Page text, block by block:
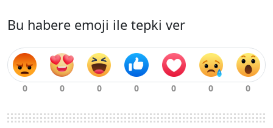
Bu habere emoji ile tepki ver